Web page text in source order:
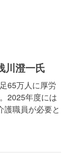
川澄一氏
65万人に厚労
2025年度には
護職員が必要と